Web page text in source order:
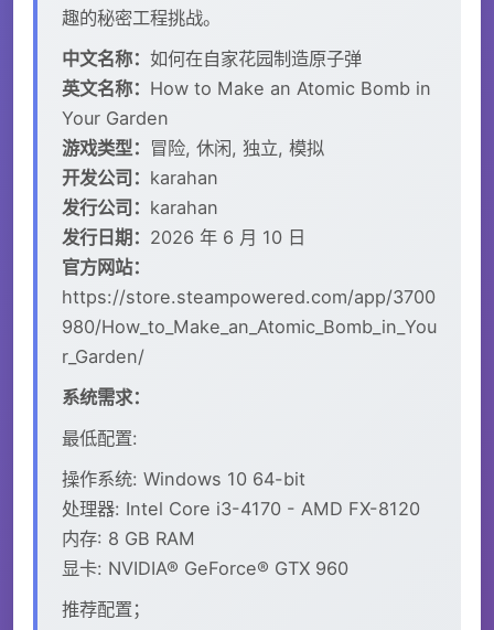
趣的秘密工程挑战。
中文名称： 如何在自家花园制造原子弹
英文名称： How to Make an Atomic Bomb in
Your Garden
游戏类型： 冒险, 休闲, 独立, 模拟
开发公司： karahan
发行公司： karahan
发行日期： 2026 年 6 月 10 日
官方网站：
https://store.steampowered.com/app/3700
980/How_to_Make_an_Atomic_Bomb_in_You
r_Garden/
系统需求：
最低配置:
操作系统: Windows 10 64-bit
处理器: Intel Core i3-4170 - AMD FX-8120
内存: 8 GB RAM
显卡: NVIDIA® GeForce® GTX 960
推荐配置；